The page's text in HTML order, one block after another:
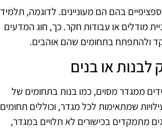
בהם הם מעוניינים. לדוגמה, תלמיד
מודלים או עבודות חקר. כך, חוג המדעים
ולהתפתח בתחומים שהם אוהבים.
ממגדר מסוים, כמו בנות בתחומים של
שמתאימות לכל מגדר, וכוללים תחומים
מתמקדים בכישורים לא תלויים במגדר,